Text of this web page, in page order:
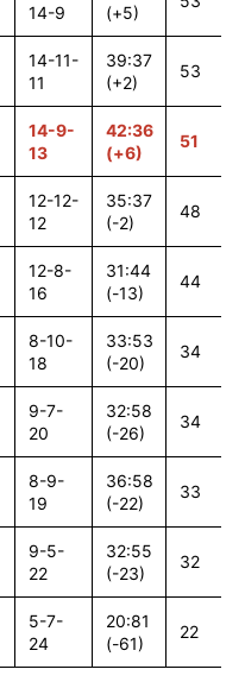
14-9
(+5)
14-11-
11
39:37
(+2)
53
14-9-
13
42:36
(+6)
51
12-12-
12
35:37
(-2)
48
12-8-
16
31:44
(-13)
44
8-10-
18
33:53
(-20)
34
9-7-
20
32:58
(-26)
34
8-9-
19
36:58
(-22)
33
9-5-
22
32:55
(-23)
32
5-7-
24
20:81
(-61)
22